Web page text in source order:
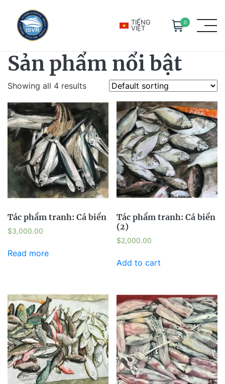
TIẾNG
VIỆT
0
Sản phẩm nổi bật
Showing all 4 results
Tác phẩm tranh: Cá biển
$3,000.00
Read more
Tác phẩm tranh: Cá biển
(2)
$2,000.00
Add to cart